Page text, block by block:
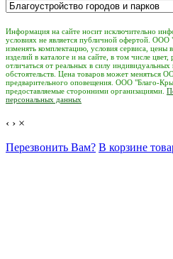
Информация на сайте носит исключительно
условиях не является публичной офертой. ООО
изменять комплектацию, условия сервиса,
изделий в каталоге и на сайте, в том числе
отличаться от реальных в силу
обстоятельств. Цена товаров может меняться
предварительного оповещения. ООО "Благо-
предоставляемые сторонними организациями.
персональных данных
‹ › ×
Перезвонить Вам? В корзине